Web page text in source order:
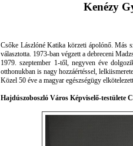
Kenézy
Csőke Lászlóné Katika körzeti ápolónő. Más
választotta. 1973-ban végzett a debreceni
1979. szeptember 1-től, negyven éve
otthonukban is nagy hozzáértéssel,
Közel 50 éve a magyar egészségügy
Hajdúszoboszló Város Képviselő-testülete